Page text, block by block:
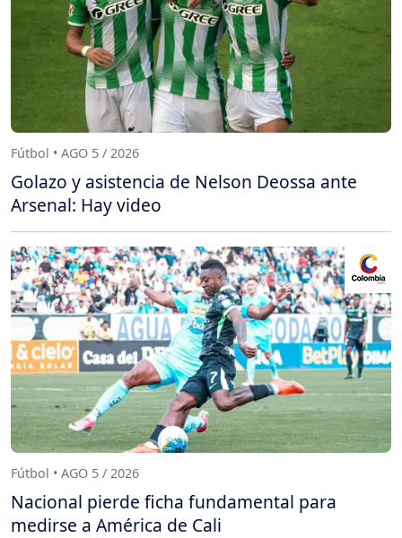
Fútbol • AGO 5 / 2026
Golazo y asistencia de Nelson Deossa ante
Arsenal: Hay video
Fútbol • AGO 5 / 2026
Nacional pierde ficha fundamental para
medirse a América de Cali